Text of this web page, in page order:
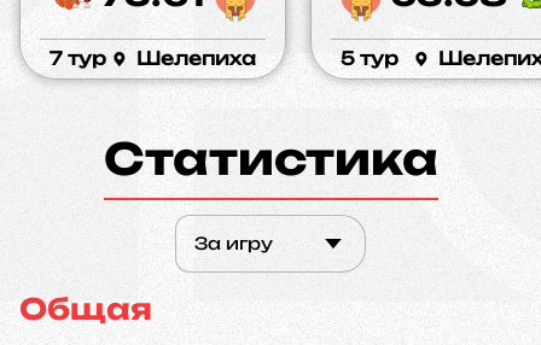
7 тур Шелепиха 5 тур
Статистика
За игру
Общая